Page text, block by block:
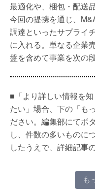
最適化や、梱包・配送
今回の提携を通じ、
調達といったサプライ
に入れる。単なる企業
盤を含めて事業を次の
■「より詳しい情報を
たい」場合、下の「も
ださい。編集部にてボ
し、件数の多いものに
したうえで、詳細記事
も